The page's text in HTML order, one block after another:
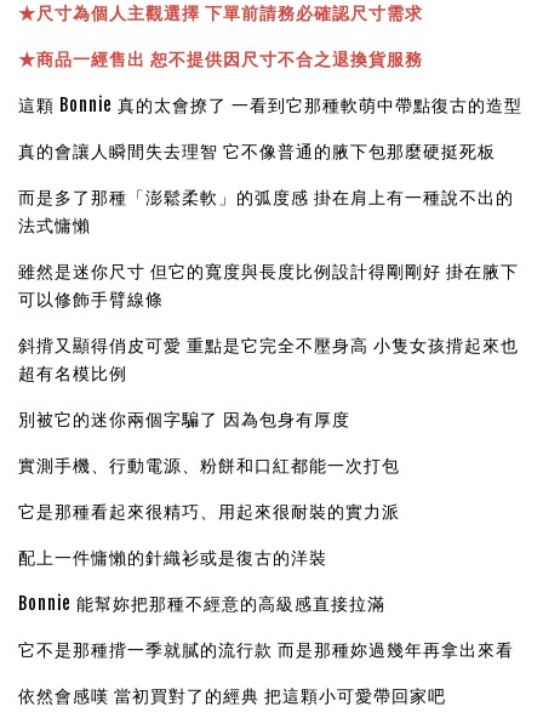
★尺寸為個人主觀選擇 下單前請務必確認尺寸需求
★商品一經售出 恕不提供因尺寸不合之退換貨服務
這顆 Bonnie 真的太會撩了 一看到它那種軟萌中帶點復古的造型
真的會讓人瞬間失去理智 它不像普通的腋下包那麼硬挺死板
而是多了那種「澎鬆柔軟」的弧度感 掛在肩上有一種說不出的
法式慵懶
雖然是迷你尺寸 但它的寬度與長度比例設計得剛剛好 掛在腋下
可以修飾手臂線條
斜揹又顯得俏皮可愛 重點是它完全不壓身高 小隻女孩揹起來也
超有名模比例
別被它的迷你兩個字騙了 因為包身有厚度
實測手機、行動電源、粉餅和口紅都能一次打包
它是那種看起來很精巧、用起來很耐裝的實力派
配上一件慵懶的針織衫或是復古的洋裝
Bonnie 能幫妳把那種不經意的高級感直接拉滿
它不是那種揹一季就膩的流行款 而是那種妳過幾年再拿出來看
依然會感嘆 當初買對了的經典 把這顆小可愛帶回家吧